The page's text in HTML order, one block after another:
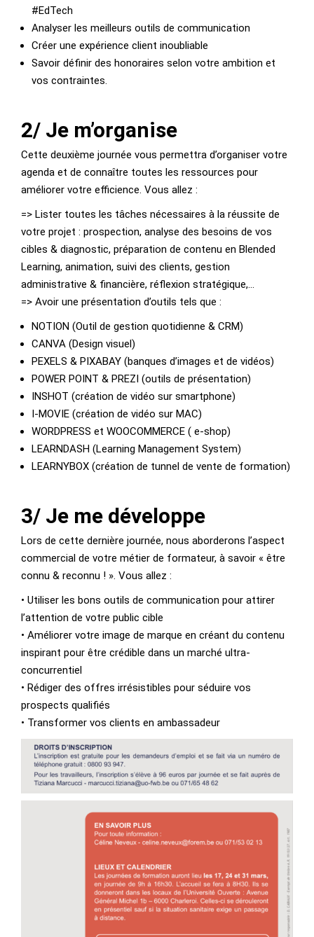
#EdTech
Analyser les meilleurs outils de communication
Créer une expérience client inoubliable
Savoir définir des honoraires selon votre ambition et
vos contraintes.
2/ Je m’organise
Cette deuxième journée vous permettra d’organiser votre
agenda et de connaître toutes les ressources pour
améliorer votre efficience. Vous allez :
=> Lister toutes les tâches nécessaires à la réussite de
votre projet : prospection, analyse des besoins de vos
cibles & diagnostic, préparation de contenu en Blended
Learning, animation, suivi des clients, gestion
administrative & financière, réflexion stratégique,…
=> Avoir une présentation d’outils tels que :
NOTION (Outil de gestion quotidienne & CRM)
CANVA (Design visuel)
PEXELS & PIXABAY (banques d’images et de vidéos)
POWER POINT & PREZI (outils de présentation)
INSHOT (création de vidéo sur smartphone)
I-MOVIE (création de vidéo sur MAC)
WORDPRESS et WOOCOMMERCE ( e-shop)
LEARNDASH (Learning Management System)
LEARNYBOX (création de tunnel de vente de formation)
3/ Je me développe
Lors de cette dernière journée, nous aborderons l’aspect
commercial de votre métier de formateur, à savoir « être
connu & reconnu ! ». Vous allez :
• Utiliser les bons outils de communication pour attirer
l’attention de votre public cible
• Améliorer votre image de marque en créant du contenu
inspirant pour être crédible dans un marché ultra-
concurrentiel
• Rédiger des offres irrésistibles pour séduire vos
prospects qualifiés
• Transformer vos clients en ambassadeur